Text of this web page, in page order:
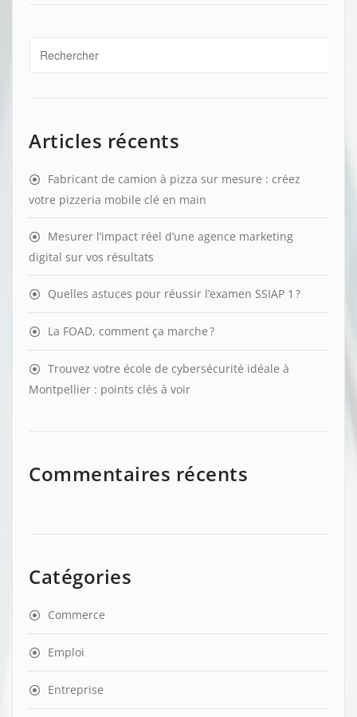
Articles récents
Fabricant de camion à pizza sur mesure : créez
votre pizzeria mobile clé en main
Mesurer l’impact réel d’une agence marketing
digital sur vos résultats
Quelles astuces pour réussir l’examen SSIAP 1 ?
La FOAD, comment ça marche ?
Trouvez votre école de cybersécurité idéale à
Montpellier : points clés à voir
Commentaires récents
Catégories
Commerce
Emploi
Entreprise